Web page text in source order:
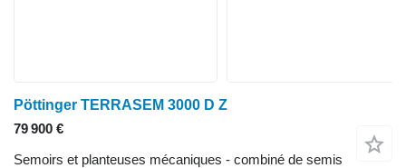
Pöttinger TERRASEM 3000 D Z
79 900 €
Semoirs et planteuses mécaniques - combiné de semis